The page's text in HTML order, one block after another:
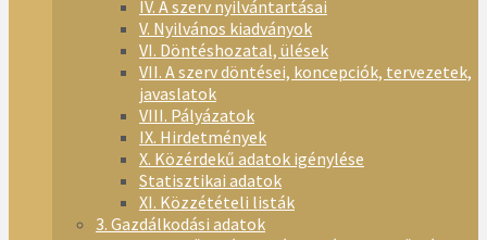
IV. A szerv nyilvántartásai
V. Nyilvános kiadványok
VI. Döntéshozatal, ülések
VII. A szerv döntései, koncepciók, tervezetek,
javaslatok
VIII. Pályázatok
IX. Hirdetmények
X. Közérdekű adatok igénylése
Statisztikai adatok
XI. Közzétételi listák
3. Gazdálkodási adatok